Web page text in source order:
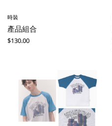
時裝
產品組合
$130.00